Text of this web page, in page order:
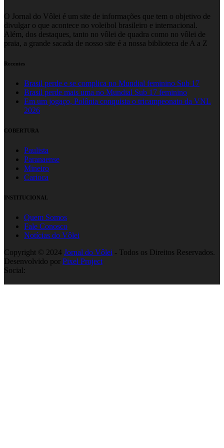
O Jornal do Vôlei é um site de informações que tem o objetivo de
divulgar o que acontece no voleibol brasileiro e internacional.
Além, dos destaques, tanto no vôlei de quadra como no vôlei de
praia, a grande sacada de nosso site é a nossa biblioteca de A a Z
Recentes
Brasil perde e se complica no Mundial feminino Sub 17
Brasil perde mais uma no Mundial Sub 17 feminino
Em um jogaço, Polônia conquista o tricampeonato da VNL
2026
COBERTURA
Paulista
Paranaense
Mineiro
Carioca
INSTITUCIONAL
Quem Somos
Fale Conosco
Notícias do Vôlei
Copyright © 2024 Jornal do Vôlei - Todos os Direitos Reservados.
Desenvolvido por Pixel Project
Social: